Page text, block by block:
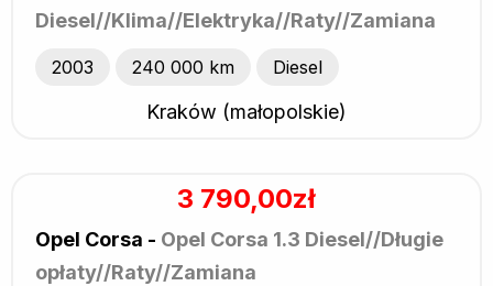
Diesel//Klima//Elektryka//Raty//Zamiana
2003 240 000 km Diesel
Kraków (małopolskie)
3 790,00zł
Opel Corsa - Opel Corsa 1.3 Diesel//Długie
opłaty//Raty//Zamiana